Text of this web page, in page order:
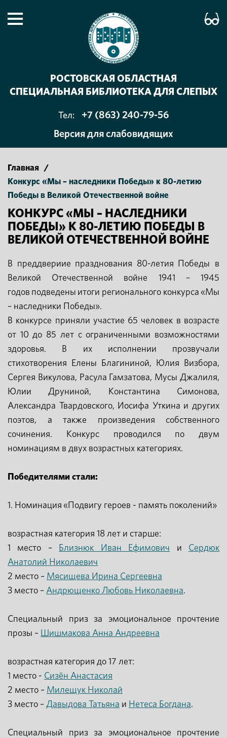
РОСТОВСКАЯ ОБЛАСТНАЯ
СПЕЦИАЛЬНАЯ БИБЛИОТЕКА ДЛЯ СЛЕПЫХ
Тел:
+7 (863) 240-79-56
Версия для слабовидящих
Главная
/
Конкурс «Мы – наследники Победы» к 80-летию
Победы в Великой Отечественной войне
КОНКУРС «МЫ – НАСЛЕДНИКИ
ПОБЕДЫ» К 80-ЛЕТИЮ ПОБЕДЫ В
ВЕЛИКОЙ ОТЕЧЕСТВЕННОЙ ВОЙНЕ
В преддвериие празднования 80-летия Победы в
Великой Отечественной войне 1941 – 1945
годов подведены итоги регионального конкурса «Мы
– наследники Победы».
В конкурсе приняли участие 65 человек в возрасте
от 10 до 85 лет с ограниченными возможностями
здоровья. В их исполнении прозвучали
стихотворения Елены Благининой, Юлия Визбора,
Сергея Викулова, Расула Гамзатова, Мусы Джалиля,
Юлии Друниной, Константина Симонова,
Александра Твардовского, Иосифа Уткина и других
поэтов, а также произведения собственного
сочинения. Конкурс проводился по двум
номинациям в двух возрастных категориях.
Победителями стали:
1. Номинация «Подвигу героев - память поколений»
возрастная категория 18 лет и старше:
1 место – Близнюк Иван Ефимович и Сердюк
Анатолий Николаевич
2 место – Мясищева Ирина Сергеевна
3 место – Андрющенко Любовь Николаевна.
Специальный приз за эмоциональное прочтение
прозы – Шишмакова Анна Андреевна
возрастная категория до 17 лет:
1 место - Сизён Анастасия
2 место – Милещук Николай
3 место – Давыдова Татьяна и Нетеса Богдана.
Специальный приз за эмоциональное прочтение